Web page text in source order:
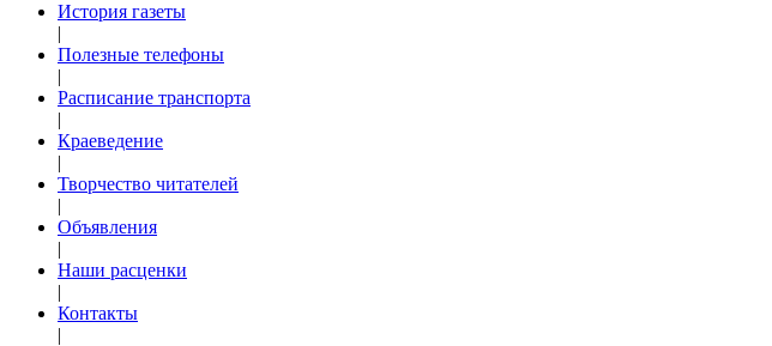
История газеты
|
Полезные телефоны
|
Расписание транспорта
|
Краеведение
|
Творчество читателей
|
Объявления
|
Наши расценки
|
Контакты
|